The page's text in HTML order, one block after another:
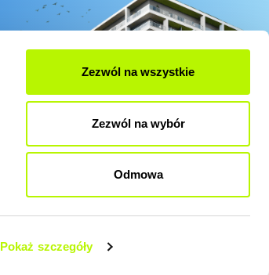
Pokaż szczegóły
Zezwól na wszystkie
Zezwól na wybór
Odmowa